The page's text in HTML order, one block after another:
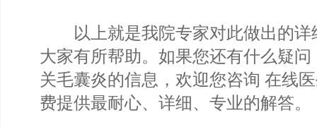
以上就是我院专家对此做出的详
大家有所帮助。如果您还有什么疑
关毛囊炎的信息，欢迎您咨询 在线
费提供最耐心、详细、专业的解答。